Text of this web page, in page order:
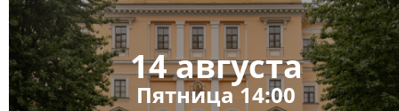
14 августа
Пятница 14:00